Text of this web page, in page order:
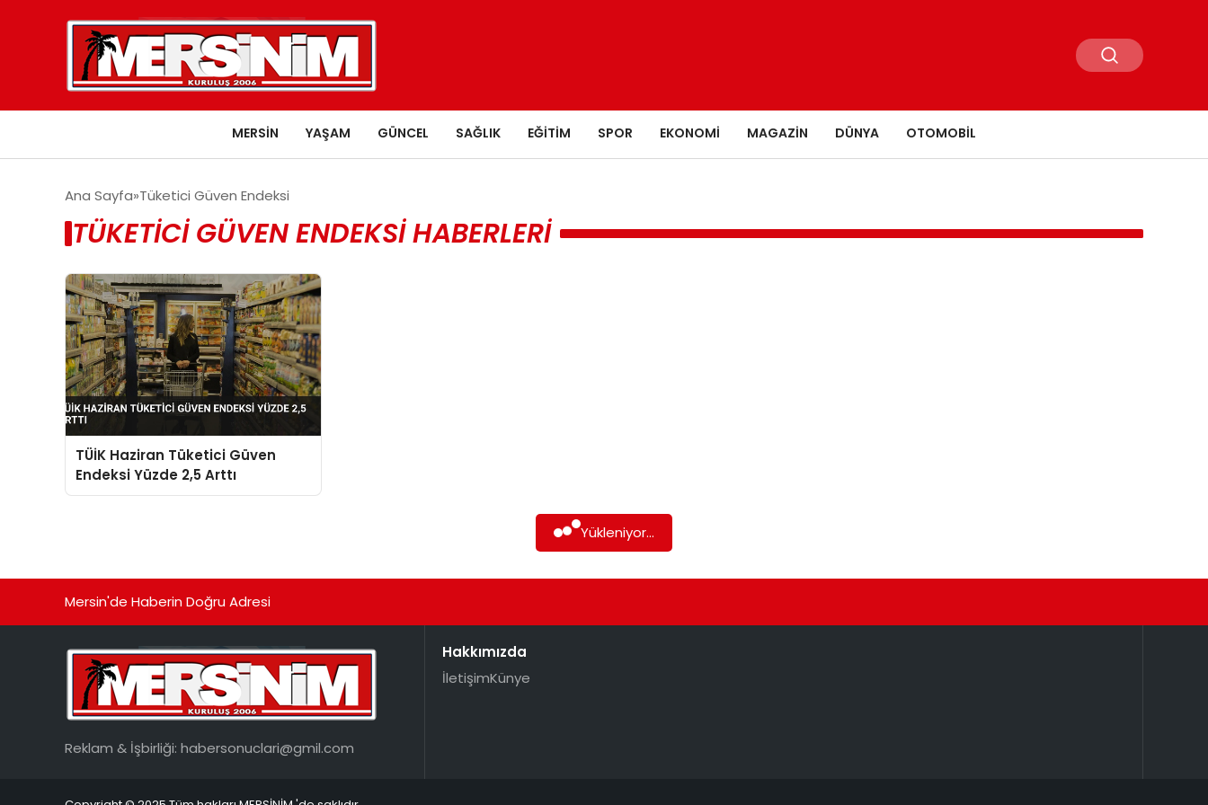
MERSIN YAŞAM GÜNCEL SAĞLIK EĞITIM SPOR EKONOMI MAGAZIN DÜNYA OTOMOBIL
Ana Sayfa Tüketici Güven Endeksi
TÜKETICI GÜVEN ENDEKSI HABERLERI
TÜİK Haziran Tüketici Güven
Endeksi Yüzde 2,5 Arttı
Yükleniyor...
Mersin'de Haberin Doğru Adresi
Reklam & İşbirliği: habersonuclari@gmil.com
Hakkımızda
İletişimKünye